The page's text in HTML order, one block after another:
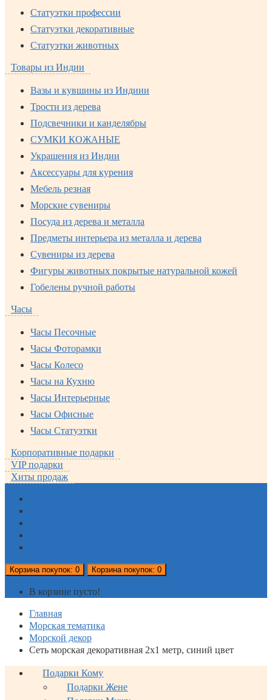
Статуэтки профессии
Статуэтки декоративные
Статуэтки животных
Товары из Индии
Вазы и кувшины из Индиии
Трости из дерева
Подсвечники и канделябры
СУМКИ КОЖАНЫЕ
Украшения из Индии
Аксессуары для курения
Мебель резная
Морские сувениры
Посуда из дерева и металла
Предметы интерьера из металла и дерева
Сувениры из дерева
Фигуры животных покрытые натуральной кожей
Гобелены ручной работы
Часы
Часы Песочные
Часы Фоторамки
Часы Колесо
Часы на Кухню
Часы Интерьерные
Часы Офисные
Часы Статуэтки
Корпоративные подарки
VIP подарки
Хиты продаж
Корзинапокупок: 0 Корзинапокупок: 0
В корзине пусто!
Главная
Морская тематика
Морской декор
Сеть морская декоративная 2х1 метр, синий цвет
Подарки Кому
Подарки Жене